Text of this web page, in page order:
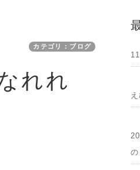
カテゴリ：ブログ
れれ